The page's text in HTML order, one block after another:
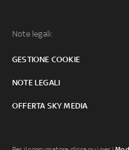
Note legali:
GESTIONE COOKIE
NOTE LEGALI
OFFERTA SKY MEDIA